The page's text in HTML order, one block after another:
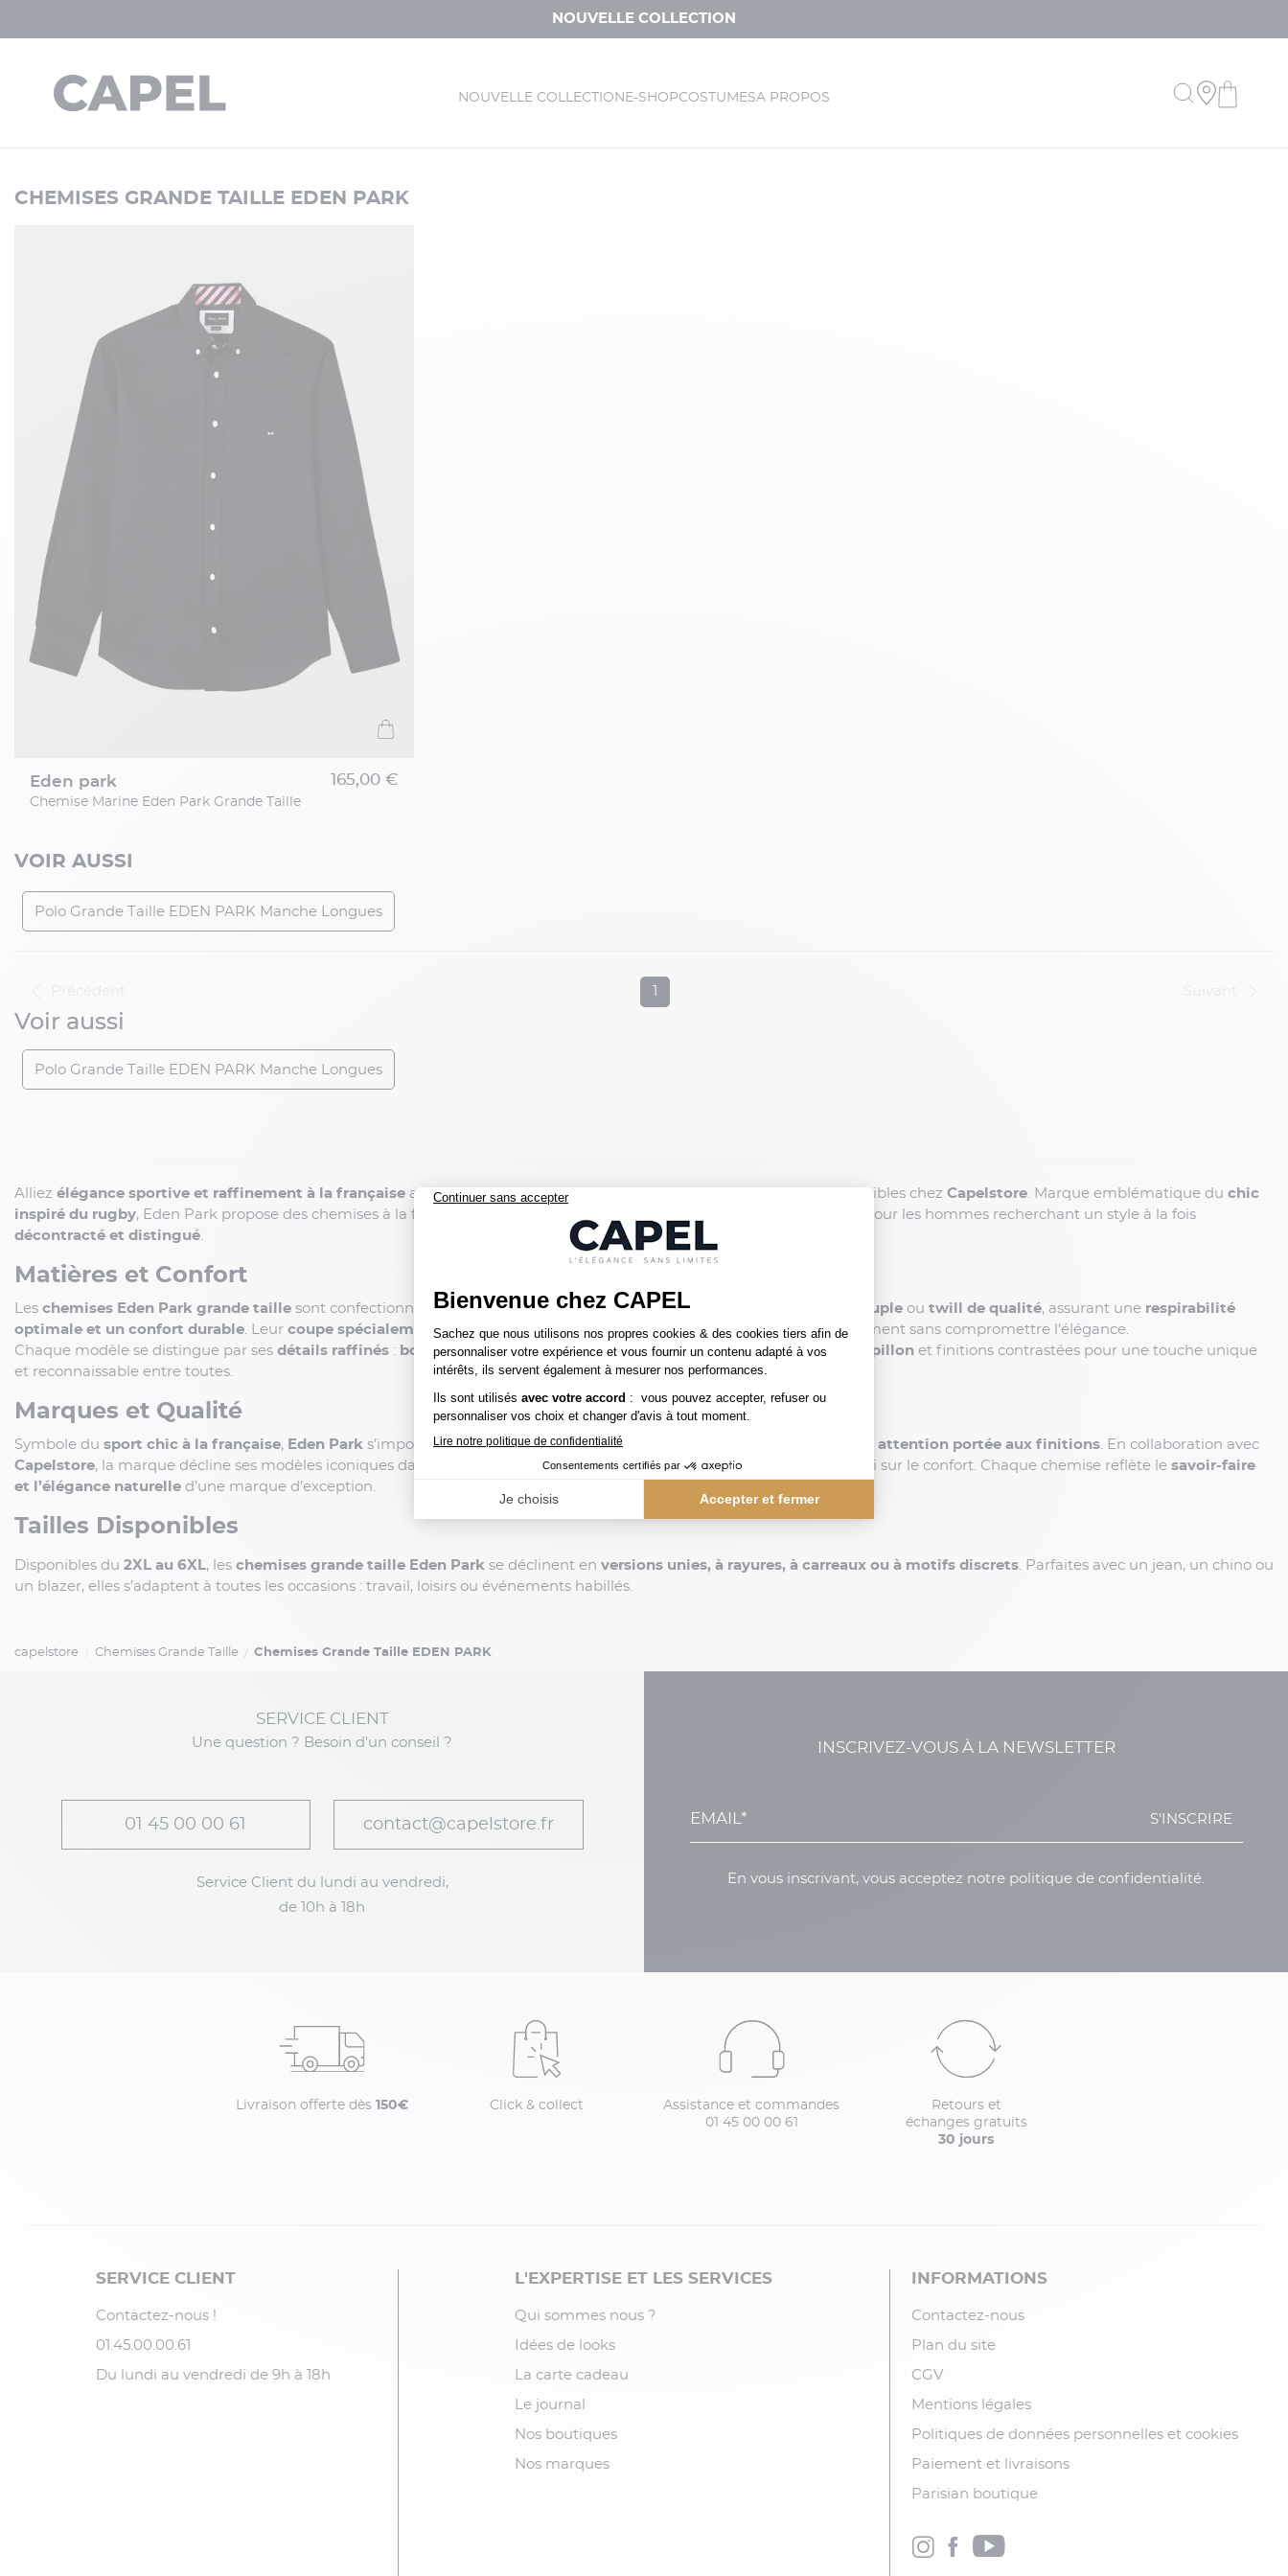
NOUVELLE COLLECTION
NOUVELLE COLLECTION E-SHOPCOSTUMESA PROPOS
CHEMISES GRANDE TAILLE EDEN PARK
eden park
Chemise Marine Eden Park Grande Taille
165,00 €
VOIR AUSSI
Polo Grande Taille EDEN PARK Manche Longues
Voir aussi
Polo Grande Taille EDEN PARK Manche Longues
Alliez élégance sportive et raffinement à la française avec leschemises grande taille pour homme Eden Park , disponibles chez Capelstore . Marque emblématique du chic
inspiré du rugby, Eden Park propose des chemises à la fois
, idéales pour les hommes recherchant un style à la fois
décontracté et distingué
Matières et Confort
Les chemises Eden Park grande taille sont confectionnées dans desmatières premium: popeline de coton oxford souple ou twill de qualité, assurant une respirabilité
optimale et un confort durable . Leur coupe spécialement adaptée aux grandes tailles garantit une liberté de mouvement sans compromettre l’élégance.
Chaque modèle se distingue par ses détails raffinés : boutons siglés, col bien structuré, broderie du célèbre nœud papillon et finitions contrastées pour une touche unique
et reconnaissable entre toutes.
Marques et Qualité
Symbole du sport chic à la française, Eden Park s’impose par laqualité de ses tissus attention portée aux finitions . En collaboration avec
Capelstore, la marque décline ses modèles iconiques dans des tailles allant jusqu’au 6XL, sans compromis sur le style ni sur le confort. Chaque chemise reflète le savoir-faire
et l’élégance naturelle d’une marque d’exception.
Tailles Disponibles
Disponibles du 2XL au 6XL, les chemises grande taille Eden Park se déclinent en versions unies, à rayures, à carreaux ou à motifs discrets . Parfaites avec un jean, un chino ou
un blazer, elles s’adaptent à toutes les occasions : travail, loisirs ou événements habillés.
capelstore Chemises Grande Taille Chemises Grande Taille EDEN PARK
SERVICE CLIENT
Une question ? Besoin d'un conseil ?
01 45 00 00 61 contact@capelstore.fr
Service Client du lundi au vendredi,
de 10h à 18h
INSCRIVEZ-VOUS À LA NEWSLETTER
S'INSCRIRE
En vous inscrivant, vous acceptez notre politique de confidentialité.
Livraison offerte dès 150€ Click & collect
Assistance et commandes
01 45 00 00 61
Retours et
échanges gratuits
30 jours
SERVICE CLIENT
Contactez-nous !
01.45.00.00.61
Du lundi au vendredi de 9h à 18h
L'EXPERTISE ET LES SERVICES
Qui sommes nous ?
Idées de looks
La carte cadeau
Le journal
Nos boutiques
Nos marques
INFORMATIONS
Contactez-nous
Plan du site
CGV
Mentions légales
Politiques de données personnelles et cookies
Paiement et livraisons
Parisian boutique